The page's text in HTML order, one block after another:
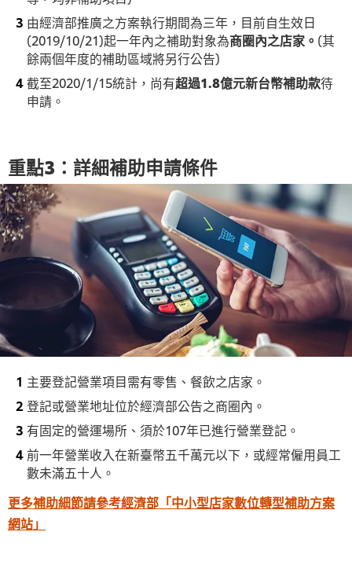
由經濟部推廣之方案執行期間為三年，目前自生效日
(2019/10/21)起一年內之補助對象為商圈內之店家。 (其
餘兩個年度的補助區域將另行公告)
截至2020/1/15統計，尚有超過1.8億元新台幣補助款待
申請。
重點3：詳細補助申請條件
主要登記營業項目需有零售、餐飲之店家。
登記或營業地址位於經濟部公告之商圈內。
有固定的營運場所、須於107年已進行營業登記。
前一年營業收入在新臺幣五千萬元以下，或經常僱用員工
數未滿五十人。
更多補助細節請參考經濟部「中小型店家數位轉型補助方案
網站」